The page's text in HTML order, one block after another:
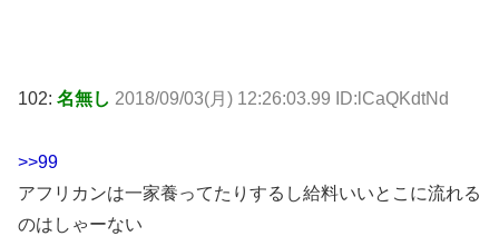
102: 名無し 2018/09/03(月) 12:26:03.99 ID:lCaQKdtNd
>>99
アフリカンは一家養ってたりするし給料いいとこに流れる
のはしゃーない